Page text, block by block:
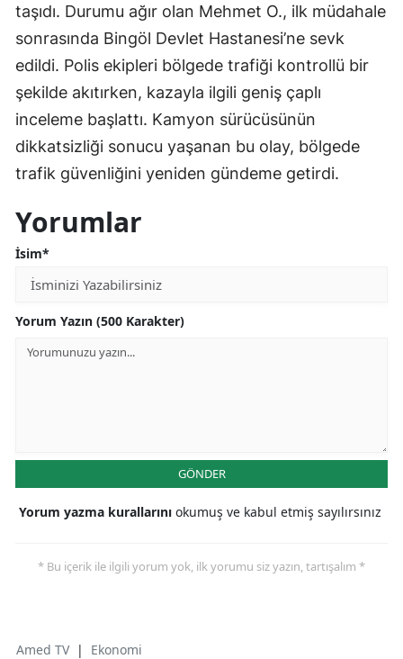
taşıdı. Durumu ağır olan Mehmet O., ilk müdahale
sonrasında Bingöl Devlet Hastanesi’ne sevk
edildi. Polis ekipleri bölgede trafiği kontrollü bir
şekilde akıtırken, kazayla ilgili geniş çaplı
inceleme başlattı. Kamyon sürücüsünün
dikkatsizliği sonucu yaşanan bu olay, bölgede
trafik güvenliğini yeniden gündeme getirdi.
Yorumlar
İsim*
Yorum Yazın (500 Karakter)
GÖNDER
Yorum yazma kurallarını okumuş ve kabul etmiş sayılırsınız
* Bu içerik ile ilgili yorum yok, ilk yorumu siz yazın, tartışalım *
Amed TV | Ekonomi